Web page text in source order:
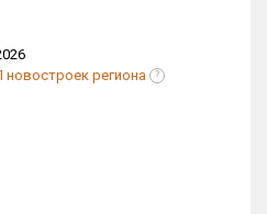
новостроек региона ?